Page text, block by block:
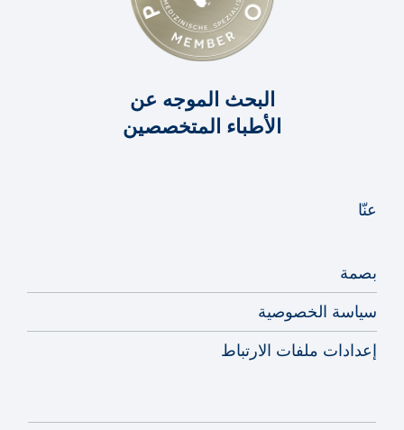
البحث الموجه عن
الأطباء المتخصصين
عنّا
بصمة
سياسة الخصوصية
إعدادات ملفات الارتباط